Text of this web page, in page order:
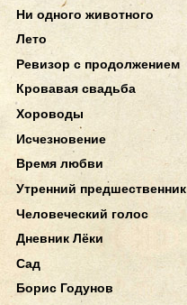
Ни одного животного
Лето
Ревизор с продолжением
Кровавая свадьба
Хороводы
Исчезновение
Время любви
Утренний предшественник
Человеческий голос
Дневник Лёки
Сад
Борис Годунов